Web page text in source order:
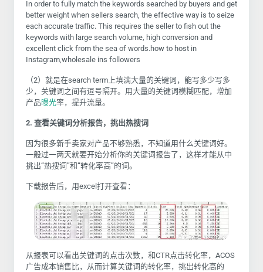
In order to fully match the keywords searched by buyers and get
better weight when sellers search, the effective way is to seize
each accurate traffic. This requires the seller to fish out the
keywords with large search volume, high conversion and
excellent click from the sea of words.how to host in
Instagram,wholesale ins followers
（2）就是在search term上填满大量的关键词，能写多少写多
少，关键词之间有逗号隔开。用大量的关键词模糊匹配，增加
产品曝光率，提升流量。
2. 查看关键词分析报告，挑出热搜词
因为很多新手卖家对产品不够熟悉，不知道用什么关键词好。
一般过一两天就要开始分析你的关键词报告了，这样才能从中
挑出“热搜词”和“转化率高”的词。
下载报告后，用excel打开查看：
从报表可以看出关键词的点击次数，和CTR点击转化率，ACOS
广告成本销售比，从而计算关键词的转化率，挑出转化高的